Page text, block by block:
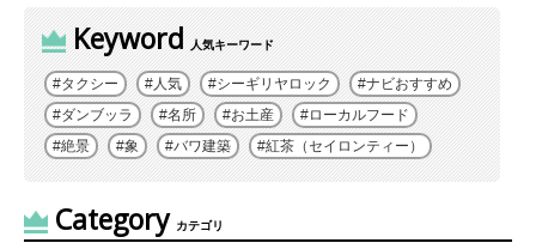
Keyword 人気キーワード
タクシー 人気 シーギリヤロック
ナビおすすめ
ダンブッラ
名所 お土産
ローカルフード
絶景
象 バワ建築 紅茶（セイロンティー）
Category カテゴリ